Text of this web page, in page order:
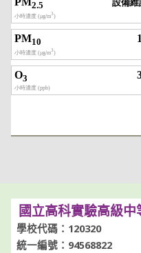
國立高科實驗高級中
學校代碼：120320
統一編號：94568822